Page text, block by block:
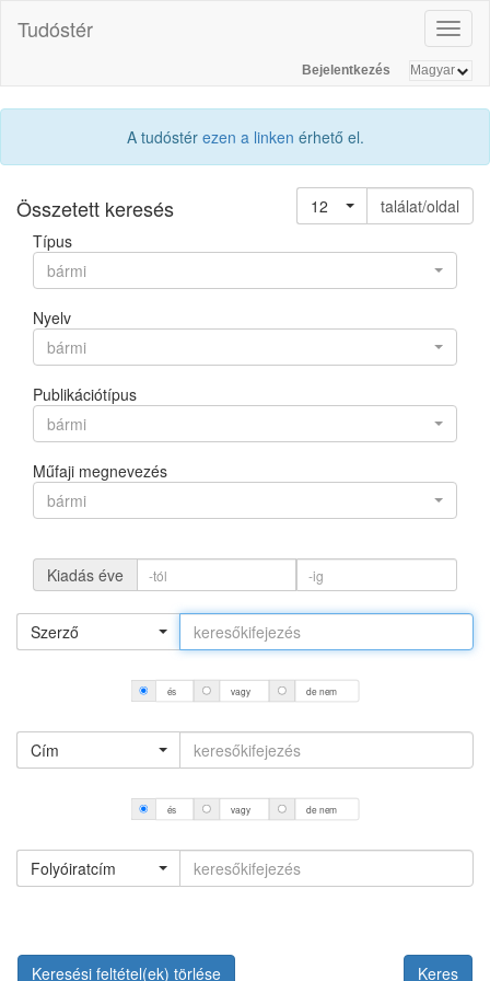
Tudóstér
Bejelentkezés
A tudóstér ezen a linken érhető el.
Összetett keresés 12
találat/oldal
Típus
bármi
Nyelv
bármi
Publikációtípus
bármi
Műfaji megnevezés
bármi
Kiadás éve
Szerző
és vagy de nem
Cím
és vagy de nem
Folyóiratcím
Keresési feltétel(ek) törlése